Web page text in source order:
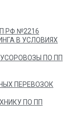
РФ №2216
В УСЛОВИЯХ
ПО ПП
ПЕРЕВОЗОК
ПО ПП